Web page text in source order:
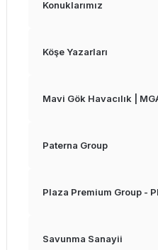
Konuklarımız
Köşe Yazarları
Mavi Gök Havacılık |
Paterna Group
Plaza Premium Group -
Savunma Sanayii